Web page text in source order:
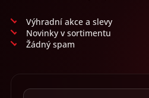
Výhradní akce a slevy
Novinky v sortimentu
Žádný spam